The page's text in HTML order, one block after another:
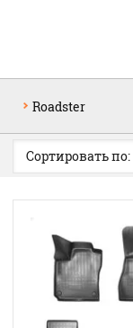
Roadster
Сортировать по: